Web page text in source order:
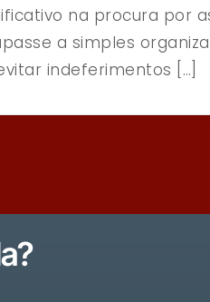
na procura por
a simples
indeferimentos […]